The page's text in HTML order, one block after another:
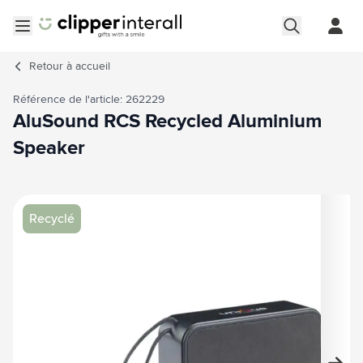
Retour à accueil
Recyclé
Image principale
Cliquez pour voir l'image en plein écran
Référence de l'article: 262229
AluSound RCS Recycled Aluminium
Speaker